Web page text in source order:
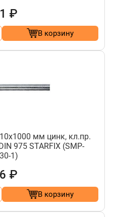
₽
В корзину
мм цинк, кл.пр.
975 STARFIX (SMP-
1)
₽
В корзину